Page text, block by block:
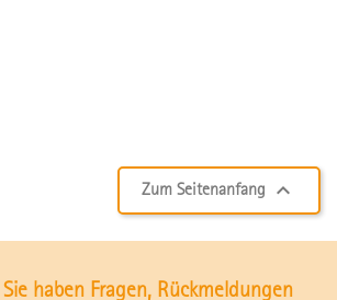
Zum Seitenanfang 
Sie haben Fragen, Rückmeldungen